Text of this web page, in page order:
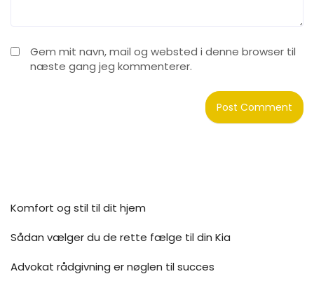
Gem mit navn, mail og websted i denne browser til
næste gang jeg kommenterer.
Komfort og stil til dit hjem
Sådan vælger du de rette fælge til din Kia
Advokat rådgivning er nøglen til succes